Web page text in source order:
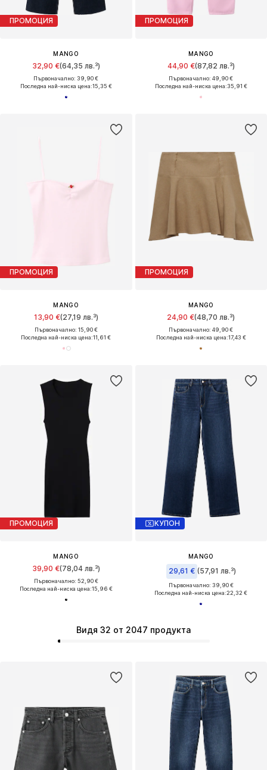
ПРОМОЦИЯ
MANGO
32,90 €(64,35 лв.³)
Първоначално: 39,90 €
Последна най-ниска цена:15,35 €
ПРОМОЦИЯ
MANGO
44,90 €(87,82 лв.³)
Първоначално: 49,90 €
Последна най-ниска цена:35,91 €
Видя 32 от 2047 продукта
ПРОМОЦИЯ
MANGO
13,90 €(27,19 лв.³)
Първоначално: 15,90 €
Последна най-ниска цена:11,61 €
ПРОМОЦИЯ
MANGO
24,90 €(48,70 лв.³)
Първоначално: 49,90 €
Последна най-ниска цена:17,43 €
ПРОМОЦИЯ
MANGO
39,90 €(78,04 лв.³)
Първоначално: 52,90 €
Последна най-ниска цена:15,96 €
КУПОН
MANGO
29,61 € (57,91 лв.³)
Първоначално: 39,90 €
Последна най-ниска цена:22,32 €